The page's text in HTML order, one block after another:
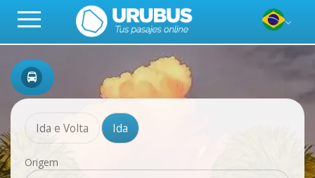
Ida e Volta Ida
Origem